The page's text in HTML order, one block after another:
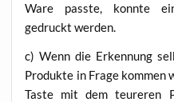
Ware pass­te, konn­te
gedruckt werden.
c) Wenn die Erken­nung
Pro­duk­te in Fra­ge kom­men
Tas­te mit dem teu­re­ren